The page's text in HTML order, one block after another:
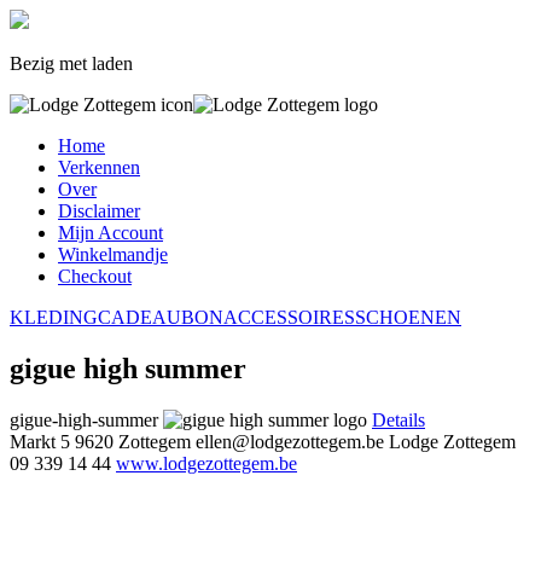
Bezig met laden
Home
Verkennen
Over
Disclaimer
Mijn Account
Winkelmandje
Checkout
KLEDINGCADEAUBONACCESSOIRESSCHOENEN
gigue high summer
gigue-high-summer
Details
Markt 5 9620 Zottegem ellen@lodgezottegem.be Lodge Zottegem
09 339 14 44 www.lodgezottegem.be